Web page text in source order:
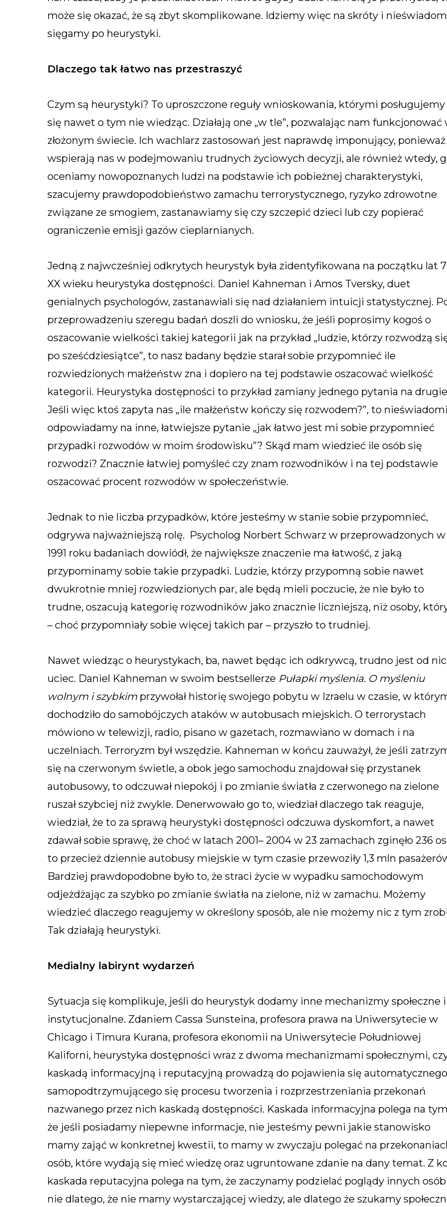
może się okazać, że są zbyt skomplikowane. Idziemy więc na skróty i
sięgamy po heurystyki.
Dlaczego tak łatwo nas przestraszyć
Czym są heurystyki? To uproszczone reguły wnioskowania, którymi posługujemy
się nawet o tym nie wiedząc. Działają one „w tle”, pozwalając nam funkcjonować
złożonym świecie. Ich wachlarz zastosowań jest naprawdę imponujący, ponieważ
wspierają nas w podejmowaniu trudnych życiowych decyzji, ale również wtedy,
oceniamy nowopoznanych ludzi na podstawie ich pobieżnej charakterystyki,
szacujemy prawdopodobieństwo zamachu terrorystycznego, ryzyko zdrowotne
związane ze smogiem, zastanawiamy się czy szczepić dzieci lub czy popierać
ograniczenie emisji gazów cieplarnianych.
Jedną z najwcześniej odkrytych heurystyk była zidentyfikowana na początku lat
XX wieku heurystyka dostępności. Daniel Kahneman i Amos Tversky, duet
genialnych psychologów, zastanawiali się nad działaniem intuicji statystycznej.
przeprowadzeniu szeregu badań doszli do wniosku, że jeśli poprosimy kogoś o
oszacowanie wielkości takiej kategorii jak na przykład „ludzie, którzy rozwodzą
po sześćdziesiątce”, to nasz badany będzie starał sobie przypomnieć ile
rozwiedzionych małżeństw zna i dopiero na tej podstawie oszacować wielkość
kategorii. Heurystyka dostępności to przykład zamiany jednego pytania na
Jeśli więc ktoś zapyta nas „ile małżeństw kończy się rozwodem?”, to
odpowiadamy na inne, łatwiejsze pytanie „jak łatwo jest mi sobie przypomnieć
przypadki rozwodów w moim środowisku”? Skąd mam wiedzieć ile osób się
rozwodzi? Znacznie łatwiej pomyśleć czy znam rozwodników i na tej podstawie
oszacować procent rozwodów w społeczeństwie.
Jednak to nie liczba przypadków, które jesteśmy w stanie sobie przypomnieć,
odgrywa najważniejszą rolę. Psycholog Norbert Schwarz w przeprowadzonych w
1991 roku badaniach dowiódł, że największe znaczenie ma łatwość, z jaką
przypominamy sobie takie przypadki. Ludzie, którzy przypomną sobie nawet
dwukrotnie mniej rozwiedzionych par, ale będą mieli poczucie, że nie było to
trudne, oszacują kategorię rozwodników jako znacznie liczniejszą, niż osoby,
– choć przypomniały sobie więcej takich par – przyszło to trudniej.
Nawet wiedząc o heurystykach, ba, nawet będąc ich odkrywcą, trudno jest od
uciec. Daniel Kahneman w swoim bestsellerze Pułapki myślenia. O myśleniu
wolnym i szybkimprzywołał historię swojego pobytu w Izraelu w czasie, w
dochodziło do samobójczych ataków w autobusach miejskich. O terrorystach
mówiono w telewizji, radio, pisano w gazetach, rozmawiano w domach i na
uczelniach. Terroryzm był wszędzie. Kahneman w końcu zauważył, że jeśli
się na czerwonym świetle, a obok jego samochodu znajdował się przystanek
autobusowy, to odczuwał niepokój i po zmianie światła z czerwonego na zielone
ruszał szybciej niż zwykle. Denerwowało go to, wiedział dlaczego tak reaguje,
wiedział, że to za sprawą heurystyki dostępności odczuwa dyskomfort, a nawet
zdawał sobie sprawę, że choć w latach 2001– 2004 w 23 zamachach zginęło 236
to przecież dziennie autobusy miejskie w tym czasie przewoziły 1,3 mln
Bardziej prawdopodobne było to, że straci życie w wypadku samochodowym
odjeżdżając za szybko po zmianie światła na zielone, niż w zamachu. Możemy
wiedzieć dlaczego reagujemy w określony sposób, ale nie możemy nic z tym
Tak działają heurystyki.
Medialny labirynt wydarzeń
Sytuacja się komplikuje, jeśli do heurystyk dodamy inne mechanizmy społeczne i
instytucjonalne. Zdaniem Cassa Sunsteina, profesora prawa na Uniwersytecie w
Chicago i Timura Kurana, profesora ekonomii na Uniwersytecie Południowej
Kaliforni, heurystyka dostępności wraz z dwoma mechanizmami społecznymi,
kaskadą informacyjną i reputacyjną prowadzą do pojawienia się
samopodtrzymującego się procesu tworzenia i rozprzestrzeniania przekonań
nazwanego przez nich kaskadą dostępności. Kaskada informacyjna polega na
że jeśli posiadamy niepewne informacje, nie jesteśmy pewni jakie stanowisko
mamy zająć w konkretnej kwestii, to mamy w zwyczaju polegać na
osób, które wydają się mieć wiedzę oraz ugruntowane zdanie na dany temat. Z
kaskada reputacyjna polega na tym, że zaczynamy podzielać poglądy innych osób
nie dlatego, że nie mamy wystarczającej wiedzy, ale dlatego że szukamy